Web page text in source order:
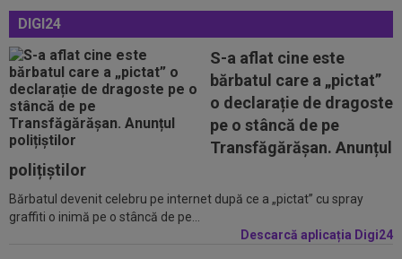
DIGI24
S-a aflat cine este
bărbatul care a „pictat”
o declarație de dragoste
pe o stâncă de pe
Transfăgărășan. Anunțul
polițiștilor
Bărbatul devenit celebru pe internet după ce a „pictat” cu spray
graffiti o inimă pe o stâncă de pe...
Descarcă aplicația Digi24
echipe din SuperLigă
18:23
Catalanii anunță: Manchester City și Barcelona,
acord total pentru Rodri!
18:20
(P) O nouă etapă a gazdelor? Cum arată Cotele
Superbet pentru etapa #4
18:51 LIVE VIDEO&SCORE
etapei...
18:48
Dinamo - FC Voluntari LIVE VIDEO, sâmbătă,